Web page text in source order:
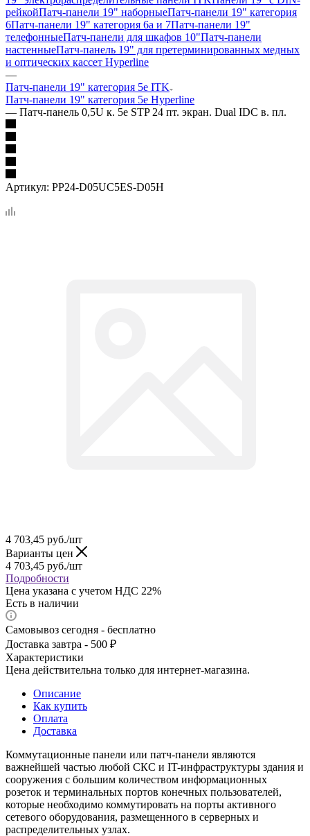
рейкойПатч-панели 19" наборныеПатч-панели 19" категория
6Патч-панели 19" категория 6a и 7Патч-панели 19"
телефонныеПатч-панели для шкафов 10"Патч-панели
настенныеПатч-панель 19" для претерминированных медных
и оптических кассет Hyperline
—
Патч-панели 19" категория 5е ITK
Патч-панели 19" категория 5е Hyperline
— Патч-панель 0,5U к. 5e STP 24 пт. экран. Dual IDC в. пл.
Артикул: PP24-D05UC5ES-D05H
4 703,45 руб./шт
Варианты цен
4 703,45 руб./шт
Подробности
Цена указана с учетом НДС 22%
Есть в наличии
Самовывоз сегодня - бесплатно
Доставка завтра - 500 ₽
Характеристики
Цена действительна только для интернет-магазина.
Описание
Как купить
Оплата
Доставка
Коммутационные панели или патч-панели являются
важнейшей частью любой СКС и IT-инфраструктуры здания и
сооружения с большим количеством информационных
розеток и терминальных портов конечных пользователей,
которые необходимо коммутировать на порты активного
сетевого оборудования, размещенного в серверных и
распределительных узлах.